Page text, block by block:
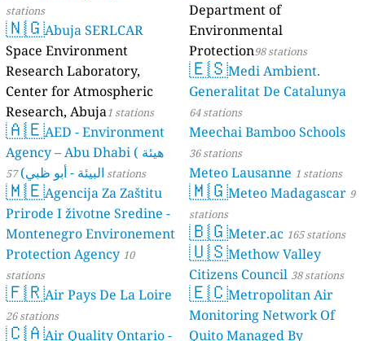
stations
🇳🇬Abuja SERLCAR
Space Environment
Research Laboratory,
Center for Atmospheric
Research, Abuja1 stations
🇦🇪AED - Environment
Agency – Abu Dhabi ( هيئة
البيئة - أبو ظبي) 57 stations
🇲🇪Agencija Za Zaštitu
Prirode I životne Sredine -
Montenegro Environement
Protection Agency 10
stations
🇫🇷Air Pays De La Loire
26 stations
🇨🇦Air Quality Ontario -
Department of
Environmental
Protection98 stations
🇪🇸Medi Ambient.
Generalitat De Catalunya
64 stations
Meechai Bamboo Schools
36 stations
Meteo Lausanne 1 stations
🇲🇬Meteo Madagascar 9
stations
🇧🇬Meter.ac 165 stations
🇺🇸Methow Valley
Citizens Council 38 stations
🇪🇨Metropolitan Air
Monitoring Network Of
Quito Managed By